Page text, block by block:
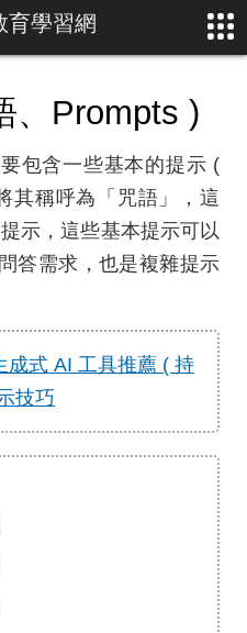
育學習網
、Prompts )
包含一些基本的提示 (
其稱呼為「咒語」，這
示，這些基本提示可以
答需求，也是複雜提示
成式 AI 工具推薦 ( 持
技巧